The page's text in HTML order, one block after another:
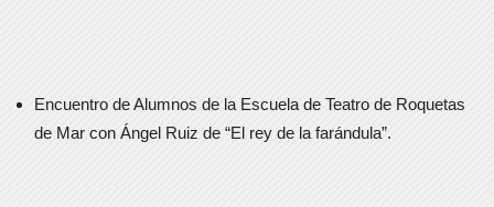
Encuentro de Alumnos de la Escuela de Teatro de Roquetas
de Mar con Ángel Ruiz de “El rey de la farándula”.